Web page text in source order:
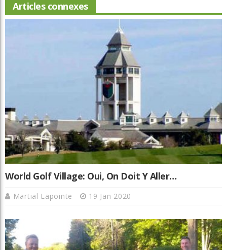
Articles connexes
World Golf Village: Oui, On Doit Y Aller…
Martial Lapointe 19 Jan 2020